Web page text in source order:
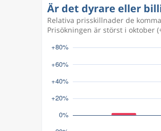
Är det dyrare eller
Relativa prisskillnader de
Prisökningen är störst i oktober